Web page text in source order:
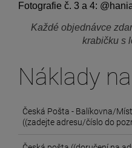
Fotografie č. 3 a 4:
Každé objednávce
krabičku s
Náklady
The price does not include
Česká Pošta - Balíkovna/
((zadejte adresu/číslo do